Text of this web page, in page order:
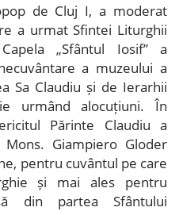
de Cluj I, a moderat
a urmat Sfintei Liturghii
„Sfântul Iosif” a
a muzeului a
Sa Claudiu și de Ierarhii
urmând alocuțiuni. În
Părinte Claudiu a
Giampiero Gloder
pentru cuvântul pe care
și mai ales pentru
din partea Sfântului